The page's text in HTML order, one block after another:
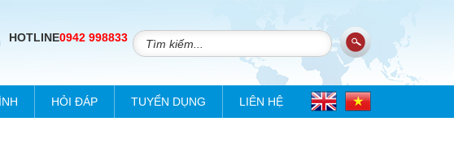
HOTLINE0942 998833
HỎI ĐÁP TUYỂN DỤNG LIÊN HỆ